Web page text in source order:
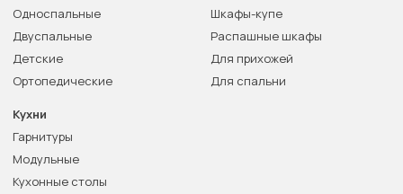
Односпальные
Двуспальные
Детские
Ортопедические
Шкафы-купе
Распашные шкафы
Для прихожей
Для спальни
Кухни
Гарнитуры
Модульные
Кухонные столы